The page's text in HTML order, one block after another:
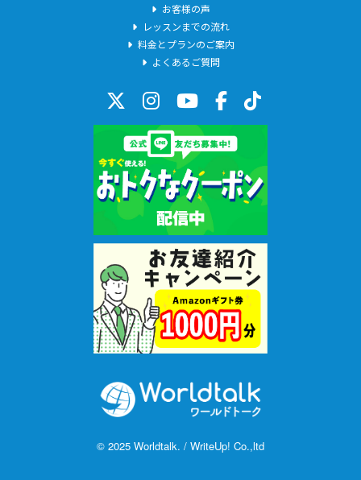
お客様の声
レッスンまでの流れ
料金とプランのご案内
よくあるご質問
© 2025 Worldtalk. / WriteUp! Co.,ltd